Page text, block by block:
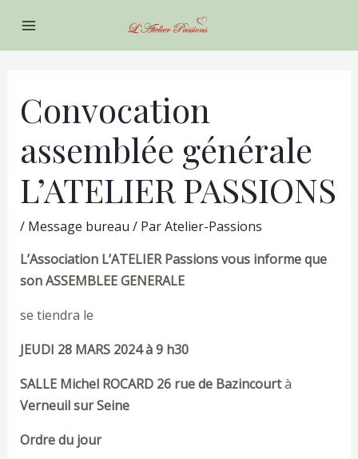
contenu
Convocation
assemblée générale
L’ATELIER PASSIONS
/ Message bureau / ParAtelier-Passions
L’Association L’ATELIER Passions vous informe que
sonASSEMBLEE GENERALE
se tiendra le
JEUDI 28 MARS 2024 à 9 h30
SALLE Michel ROCARD 26 rue de Bazincourtà
Verneuil sur Seine
Ordre du jour